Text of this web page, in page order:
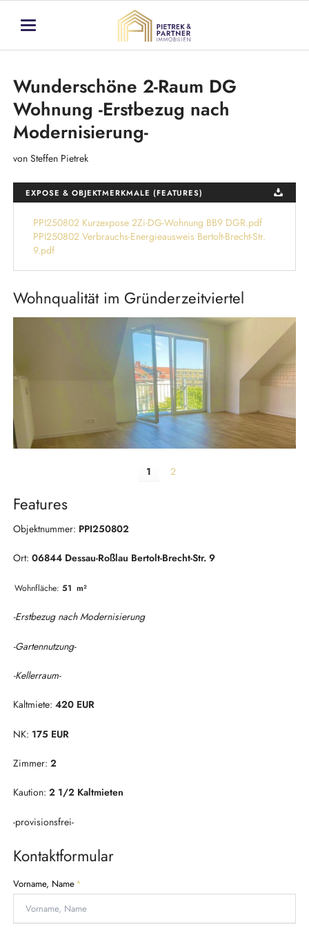
Wunderschöne 2-Raum DG
Wohnung -Erstbezug nach
Modernisierung-
von Steffen Pietrek
EXPOSE & OBJEKTMERKMALE (FEATURES)
PPI250802 Kurzexpose 2Zi-DG-Wohnung BB9 DGR.pdf
PPI250802 Verbrauchs-Energieausweis Bertolt-Brecht-Str.
9.pdf
Wohnqualität im Gründerzeitviertel
1 2
Features
Objektnummer: PPI250802
Ort: 06844 Dessau-Roßlau Bertolt-Brecht-Str. 9
Wohnfläche:51 m²
-Erstbezug nach Modernisierung
-Gartennutzung-
-Kellerraum-
Kaltmiete: 420 EUR
NK: 175 EUR
Zimmer: 2
Kaution: 2 1/2 Kaltmieten
-provisionsfrei-
Kontaktformular
P
f
i
Vorname, Name*